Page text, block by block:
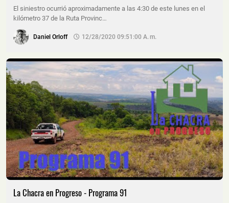
El siniestro ocurrió aproximadamente a las 4:30 de este lunes en el
kilómetro 37 de la Ruta Provinc…
Daniel Orloff 12/28/2020 09:51:00 A. M.
La Chacra en Progreso - Programa 91